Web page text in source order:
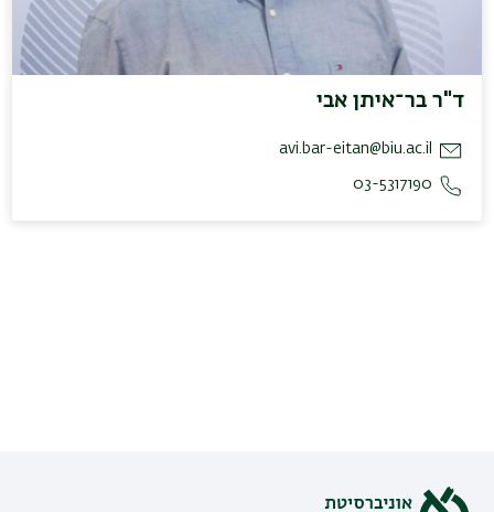
ד"ר בר־איתן אבי
avi.bar-eitan@biu.ac.il
03-5317190